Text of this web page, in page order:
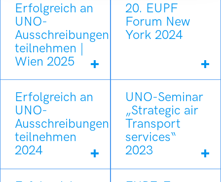
Erfolgreich an
UNO-
Ausschreibungen
teilnehmen |
Wien 2025
20. EUPF
Forum New
York 2024
Erfolgreich an
UNO-
Ausschreibungen
teilnehmen
2024
UNO-Seminar
„Strategic air
Transport
services“
2023